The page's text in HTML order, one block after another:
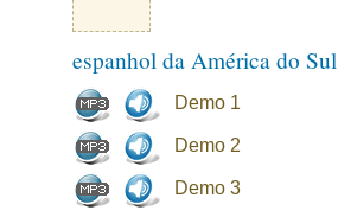
espanhol da América do Sul
Demo 1
Demo 2
Demo 3